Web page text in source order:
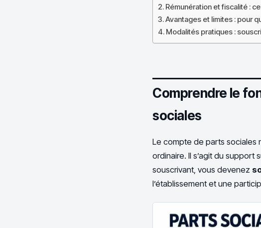
Rémunération et fiscalité :
Avantages et limites : pour
Modalités pratiques :
Comprendre le
sociales
Le compte de parts sociales
ordinaire. Il s’agit du support
souscrivant, vous devenez
l’établissement et une